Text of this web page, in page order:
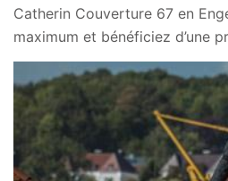
Catherin Couverture 67 en
maximum et bénéficiez d’une